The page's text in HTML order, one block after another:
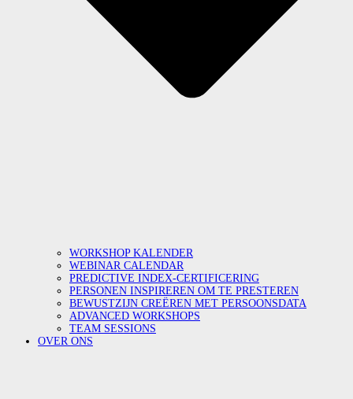
WORKSHOP KALENDER
WEBINAR CALENDAR
PREDICTIVE INDEX-CERTIFICERING
PERSONEN INSPIREREN OM TE PRESTEREN
BEWUSTZIJN CREËREN MET PERSOONSDATA
ADVANCED WORKSHOPS
TEAM SESSIONS
OVER ONS